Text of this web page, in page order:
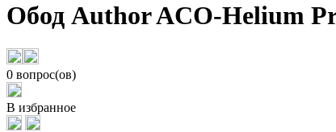
Обод Author ACO-Helium
0 вопрос(ов)
В избранное